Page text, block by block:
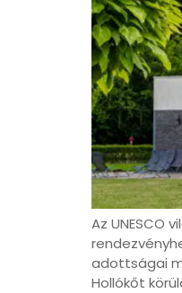
Az UNESCO
adottságai
Hollókőt